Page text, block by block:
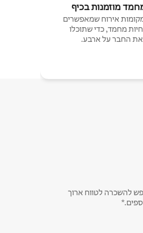
מוזמנות בכיף
אירוח שמאפשרים
מחמד, כדי שתוכלו
החבר על ארבע.
להשכרה לטווח ארוך